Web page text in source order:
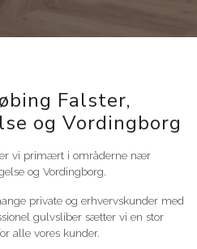
Falster,
og Vordingborg
vi primært i områderne nær
og Vordingborg.
private og erhvervskunder med
gulvsliber sætter vi en stor
alle vores kunder.